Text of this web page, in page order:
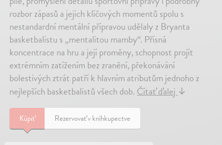
rozbor zápasů a jejich klíčových momentů spolu s
nestandardní mentální přípravou udělaly z Bryanta
basketbalistu s „mentalitou mamby“. Přísná
koncentrace na hru a její proměny, schopnost projít
extrémním zatížením bez zranění, překonávání
bolestivých ztrát patří k hlavním atributům jednoho z
nejlepších basketbalistů všech dob. Čítať ďalej ↓
Kúpiť Rezervovať v kníhkupectve